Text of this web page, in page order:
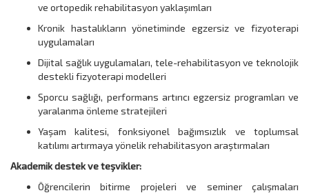
ve ortopedik rehabilitasyon yaklaşımları
Kronik hastalıkların yönetiminde egzersiz ve fizyoterapi
uygulamaları
Dijital sağlık uygulamaları, tele-rehabilitasyon ve teknolojik
destekli fizyoterapi modelleri
Sporcu sağlığı, performans artırıcı egzersiz programları ve
yaralanma önleme stratejileri
Yaşam kalitesi, fonksiyonel bağımsızlık ve toplumsal
katılımı artırmaya yönelik rehabilitasyon araştırmaları
Akademik destek ve teşvikler:
Öğrencilerin bitirme projeleri ve seminer çalışmaları